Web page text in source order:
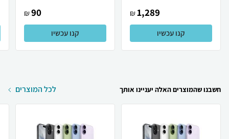
1,289
₪
קנו עכשיו
90
₪
קנו עכשיו
חשבנו שהמוצרים האלה יעניינו אותך לכל המוצרים